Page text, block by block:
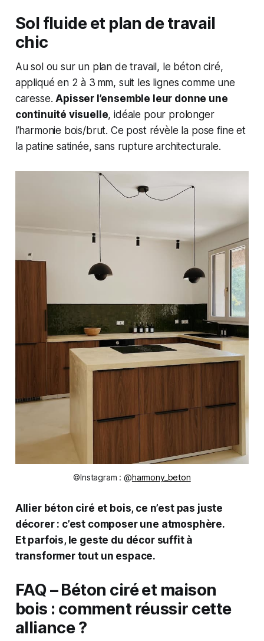
Sol fluide et plan de travail
chic
Au sol ou sur un plan de travail, le béton ciré,
appliqué en 2 à 3 mm, suit les lignes comme une
caresse.Apisser l’ensemble leur donne une
continuité visuelle, idéale pour prolonger
l’harmonie bois/brut. Ce post révèle la pose fine et
la patine satinée, sans rupture architecturale.
©Instagram : @harmony_beton
Allier béton ciré et bois, ce n’est pas juste
décorer : c’est composer une atmosphère.
Et parfois, le geste du décor suffit à
transformer tout un espace.
FAQ – Béton ciré et maison
bois : comment réussir cette
alliance ?